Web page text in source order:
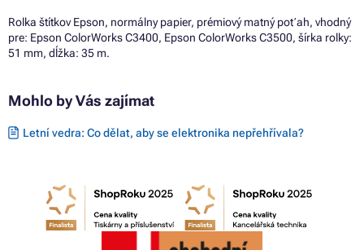
Rolka štítkov Epson, normálny papier, prémiový matný poťah, vhodný
pre: Epson ColorWorks C3400, Epson ColorWorks C3500, šírka rolky:
51 mm, dĺžka: 35 m.
Mohlo by Vás zajímat
Letní vedra: Co dělat, aby se elektronika nepřehřívala?